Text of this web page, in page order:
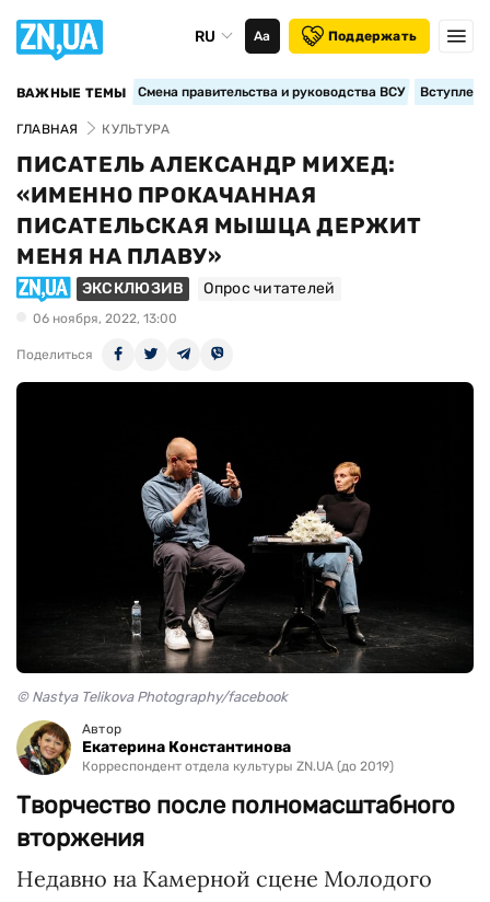
RU Аа Поддержать
ВАЖНЫЕ ТЕМЫ Смена правительства и руководства ВСУ
ГЛАВНАЯ КУЛЬТУРА
ПИСАТЕЛЬ АЛЕКСАНДР МИХЕД:
«ИМЕННО ПРОКАЧАННАЯ
ПИСАТЕЛЬСКАЯ МЫШЦА ДЕРЖИТ
МЕНЯ НА ПЛАВУ»
ЭКСКЛЮЗИВ Опрос читателей
06 ноября, 2022, 13:00
Поделиться
© Nastya Telikova Photography/facebook
Автор
Екатерина Константинова
Корреспондент отдела культуры ZN.UA (до 2019)
Творчество после полномасштабного
вторжения
Недавно на Камерной сцене Молодого